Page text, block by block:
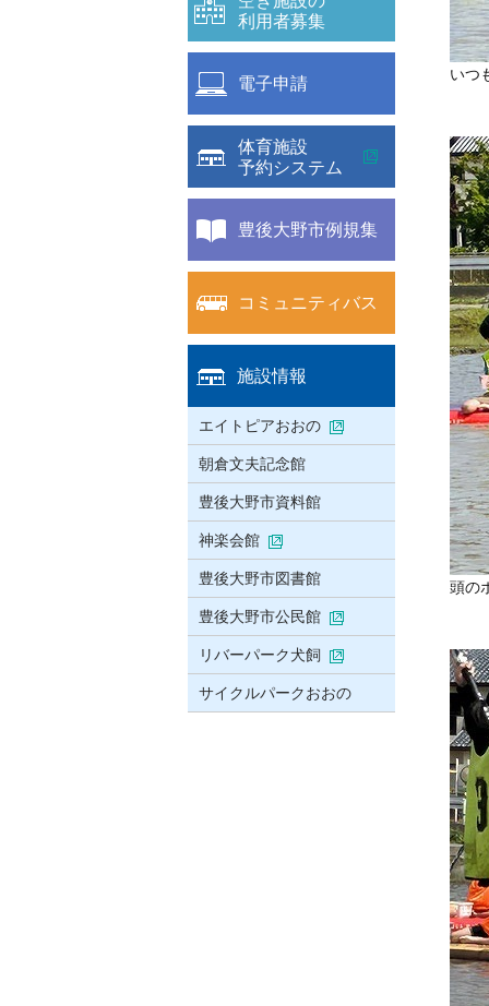
いつ
頭の
利用者募集
電子申請
体育施設
予約システム
豊後大野市例規集
コミュニティバス
施設情報
エイトピアおおの
朝倉文夫記念館
豊後大野市資料館
神楽会館
豊後大野市図書館
豊後大野市公民館
リバーパーク犬飼
サイクルパークおおの